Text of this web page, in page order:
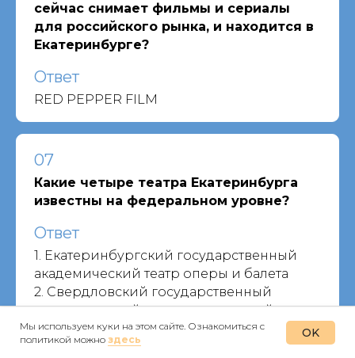
сейчас снимает фильмы и сериалы
для российского рынка, и находится в
Екатеринбурге?
Ответ
RED PEPPER FILM
07
Какие четыре театра Екатеринбурга
известны на федеральном уровне?
Ответ
1. Екатеринбургский государственный
академический театр оперы и балета
2. Свердловский государственный
академический театр музыкальной
комедии
3. Свердловский академический театр
Недвижимость Спорт Сделано на Урале Лица города История
Мы используем куки на этом сайте. Ознакомиться с
политикой можно здесь OK